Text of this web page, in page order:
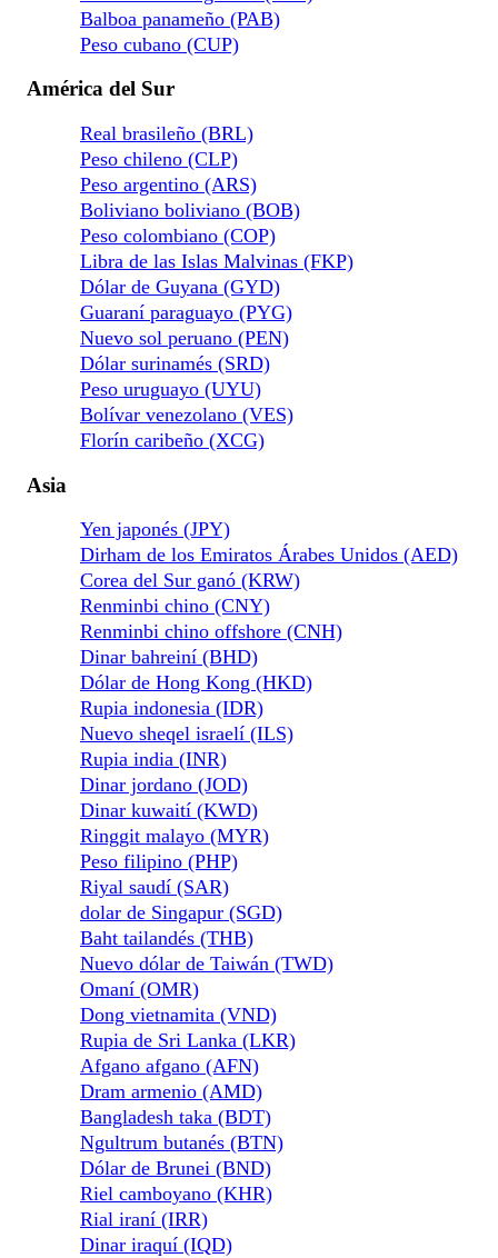
Balboa panameño (PAB)
Peso cubano (CUP)
América del Sur
Real brasileño (BRL)
Peso chileno (CLP)
Peso argentino (ARS)
Boliviano boliviano (BOB)
Peso colombiano (COP)
Libra de las Islas Malvinas (FKP)
Dólar de Guyana (GYD)
Guaraní paraguayo (PYG)
Nuevo sol peruano (PEN)
Dólar surinamés (SRD)
Peso uruguayo (UYU)
Bolívar venezolano (VES)
Florín caribeño (XCG)
Asia
Yen japonés (JPY)
Dirham de los Emiratos Árabes Unidos (AED)
Corea del Sur ganó (KRW)
Renminbi chino (CNY)
Renminbi chino offshore (CNH)
Dinar bahreiní (BHD)
Dólar de Hong Kong (HKD)
Rupia indonesia (IDR)
Nuevo sheqel israelí (ILS)
Rupia india (INR)
Dinar jordano (JOD)
Dinar kuwaití (KWD)
Ringgit malayo (MYR)
Peso filipino (PHP)
Riyal saudí (SAR)
dolar de Singapur (SGD)
Baht tailandés (THB)
Nuevo dólar de Taiwán (TWD)
Omaní (OMR)
Dong vietnamita (VND)
Rupia de Sri Lanka (LKR)
Afgano afgano (AFN)
Dram armenio (AMD)
Bangladesh taka (BDT)
Ngultrum butanés (BTN)
Dólar de Brunei (BND)
Riel camboyano (KHR)
Rial iraní (IRR)
Dinar iraquí (IQD)